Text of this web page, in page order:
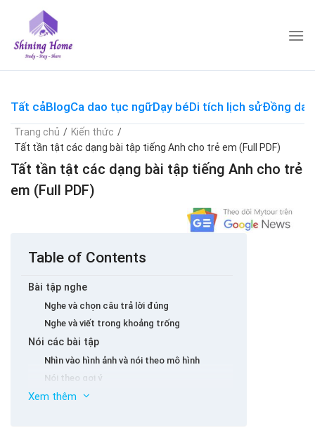
content
Tất cảBlogCa dao tục ngữDạy béDi tích lịch sửĐồng dao
Trang chủ / Kiến thức /
Tất tần tật các dạng bài tập tiếng Anh cho trẻ em (Full PDF)
Tất tần tật các dạng bài tập tiếng Anh cho trẻ
em (Full PDF)
Table of Contents
Bài tập nghe
Nghe và chọn câu trả lời đúng
Nghe và viết trong khoảng trống
Nói các bài tập
Nhìn vào hình ảnh và nói theo mô hình
Nói theo gợi ý
Bài tập
Xem thêm